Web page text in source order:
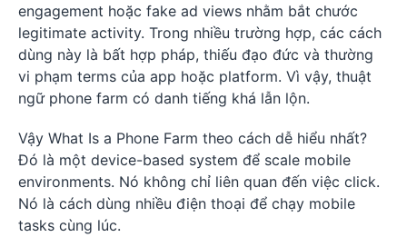
engagement hoặc fake ad views nhằm bắt chước
legitimate activity. Trong nhiều trường hợp, các cách
dùng này là bất hợp pháp, thiếu đạo đức và thường
vi phạm terms của app hoặc platform. Vì vậy, thuật
ngữ phone farm có danh tiếng khá lẫn lộn.
Vậy What Is a Phone Farm theo cách dễ hiểu nhất?
Đó là một device-based system để scale mobile
environments. Nó không chỉ liên quan đến việc click.
Nó là cách dùng nhiều điện thoại để chạy mobile
tasks cùng lúc.